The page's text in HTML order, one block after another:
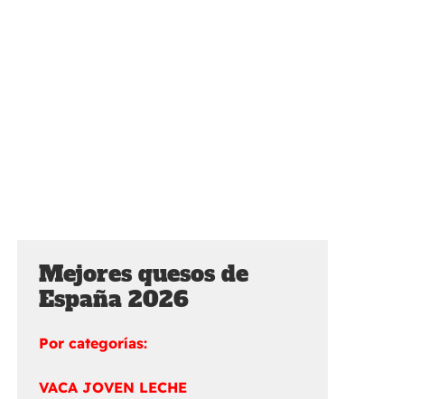
Mejores quesos de
España 2026
Por categorías:
VACA JOVEN LECHE